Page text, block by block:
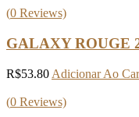
(0 Reviews)
GALAXY ROUGE
R$53.80 Adicionar Ao
(0 Reviews)